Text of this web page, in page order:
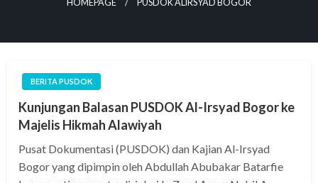
HOMEPAGE PUSDOK ALIRSYAD BOGOR
BERITA PUSDOK
Kunjungan Balasan PUSDOK Al-Irsyad Bogor ke
Majelis Hikmah Alawiyah
Pusat Dokumentasi (PUSDOK) dan Kajian Al-Irsyad
Bogor yang dipimpin oleh Abdullah Abubakar Batarfie